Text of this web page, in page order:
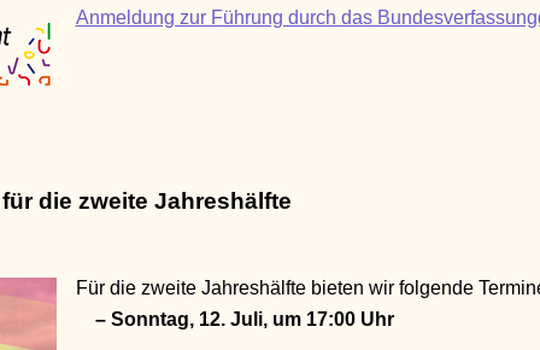
Anmeldung zur Führung durch das
die zweite Jahreshälfte
Für die zweite Jahreshälfte bieten wir folgende
– Sonntag, 12. Juli, um 17:00 Uhr